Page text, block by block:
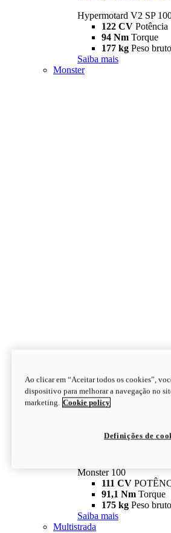
Hypermotard V2 SP
122 CV Potência
94 Nm Torque
177 kg Peso
Saiba mais
Monster
Monster
Monster 100
111 CV
91,1 Nm Torque
175 kg Peso
Saiba mais
Multistrada
Ao clicar em “Aceitar todos os cookies”,
dispositivo para melhorar a navegação no
marketing. Cookie policy
Definições de